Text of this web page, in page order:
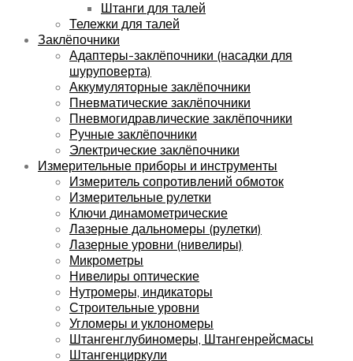
Штанги для талей
Тележки для талей
Заклёпочники
Адаптеры-заклёпочники (насадки для
шуруповерта)
Аккумуляторные заклёпочники
Пневматические заклёпочники
Пневмогидравлические заклёпочники
Ручные заклёпочники
Электрические заклёпочники
Измерительные приборы и инструменты
Измеритель сопротивлений обмоток
Измерительные рулетки
Ключи динамометрические
Лазерные дальномеры (рулетки)
Лазерные уровни (нивелиры)
Микрометры
Нивелиры оптические
Нутромеры, индикаторы
Строительные уровни
Угломеры и уклономеры
Штангенглубиномеры, Штангенрейсмасы
Штангенциркули